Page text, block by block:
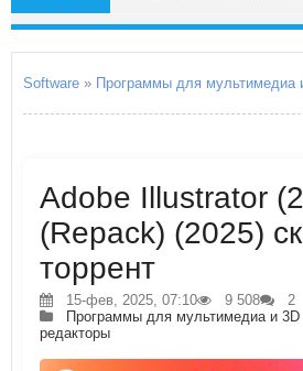
Software » Программы для мультимедиа
Adobe Illustrator
(Repack) (2025)
торрент
15-фев, 2025, 07:10 9 508
2
Программы для мультимедиа и 3D
редакторы